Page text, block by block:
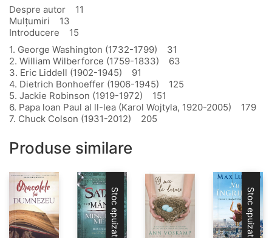
Despre autor 11
Mulţumiri 13
Introducere 15
1. George Washington (1732-1799) 31
2. William Wilberforce (1759-1833) 63
3. Eric Liddell (1902-1945) 91
4. Dietrich Bonhoeffer (1906-1945) 125
5. Jackie Robinson (1919-1972) 151
6. Papa loan Paul al ll-lea (Karol Wojtyla, 1920-2005) 179
7. Chuck Colson (1931-2012) 205
Produse similare
Stoc epuizat Stoc epuizat